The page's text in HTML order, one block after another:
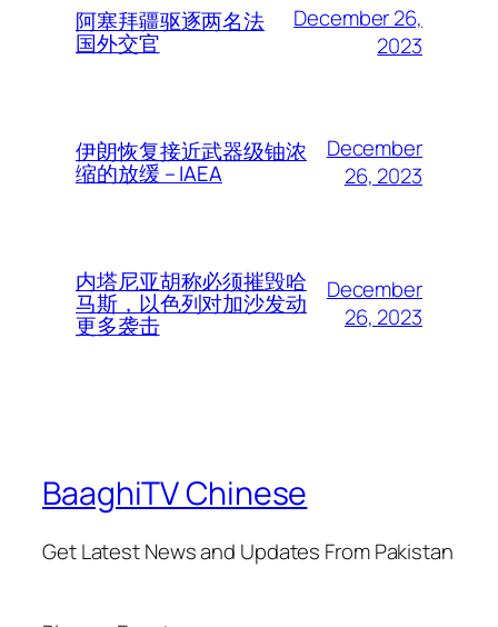
阿塞拜疆驱逐两名法
国外交官
December 26,
2023
伊朗恢复接近武器级铀浓
缩的放缓 – IAEA
December
26, 2023
内塔尼亚胡称必须摧毁哈
马斯，以色列对加沙发动
更多袭击
December
26, 2023
BaaghiTV Chinese
Get Latest News and Updates From Pakistan